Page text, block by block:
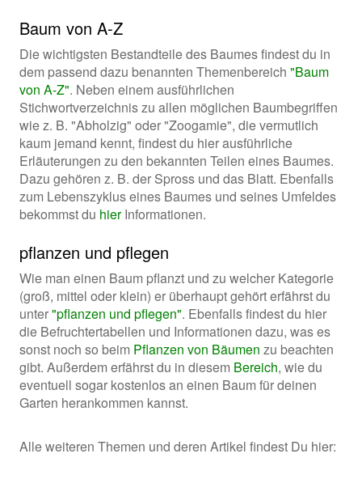
Baum von A-Z
Die wichtigsten Bestandteile des Baumes findest du in
dem passend dazu benannten Themenbereich "Baum
von A-Z". Neben einem ausführlichen
Stichwortverzeichnis zu allen möglichen Baumbegriffen
wie z. B. "Abholzig" oder "Zoogamie", die vermutlich
kaum jemand kennt, findest du hier ausführliche
Erläuterungen zu den bekannten Teilen eines Baumes.
Dazu gehören z. B. der Spross und das Blatt. Ebenfalls
zum Lebenszyklus eines Baumes und seines Umfeldes
bekommst du hierInformationen.
pflanzen und pflegen
Wie man einen Baum pflanzt und zu welcher Kategorie
(groß, mittel oder klein) er überhaupt gehört erfährst du
unter"pflanzen und pflegen". Ebenfalls findest du hier
die Befruchtertabellen und Informationen dazu, was es
sonst noch so beim Pflanzen von Bäumen zu beachten
gibt. Außerdem erfährst du in diesem Bereich, wie du
eventuell sogar kostenlos an einen Baum für deinen
Garten herankommen kannst.
Alle weiteren Themen und deren Artikel findest Du hier: